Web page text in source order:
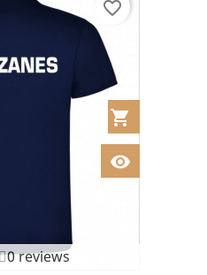
0 reviews
shopping_cart
visibility
favorite_border